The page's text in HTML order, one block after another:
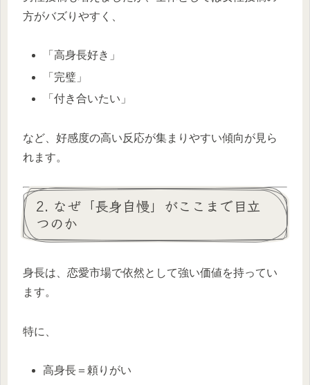
方がバズりやすく、
「高身長好き」
「完璧」
「付き合いたい」
など、好感度の高い反応が集まりやすい傾向が見ら
れます。
2. なぜ「長身自慢」がここまで目立
つのか
身長は、恋愛市場で依然として強い価値を持ってい
ます。
特に、
高身長＝頼りがい